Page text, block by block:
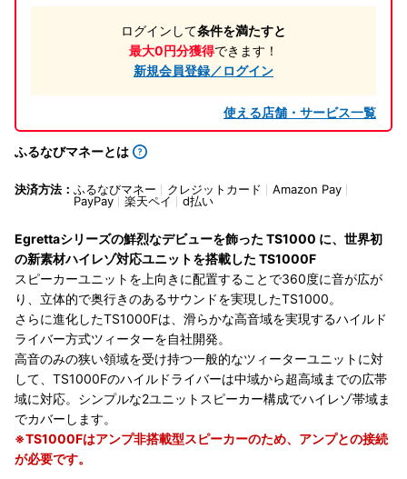
ログインして条件を満たすと
最大0円分獲得できます！
新規会員登録／ログイン
使える店舗・サービス一覧
ふるなびマネーとは
決済方法： ふるなびマネー クレジットカード
Amazon Pay
PayPay
楽天ペイ d払い
Egrettaシリーズの鮮烈なデビューを飾った TS1000 に、世界初
の新素材ハイレゾ対応ユニットを搭載した TS1000F
スピーカーユニットを上向きに配置することで360度に音が広が
り、立体的で奥行きのあるサウンドを実現したTS1000。
さらに進化したTS1000Fは、滑らかな高音域を実現するハイルド
ライバー方式ツィーターを自社開発。
高音のみの狭い領域を受け持つ一般的なツィーターユニットに対
して、TS1000Fのハイルドライバーは中域から超高域までの広帯
域に対応。シンプルな2ユニットスピーカー構成でハイレゾ帯域ま
でカバーします。
※TS1000Fはアンプ非搭載型スピーカーのため、アンプとの接続
が必要です。